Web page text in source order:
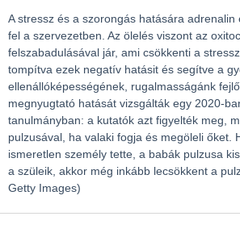
A stressz és a szorongás hatására adrenalin
fel a szervezetben. Az ölelés viszont az
felszabadulásával jár, ami csökkenti a
tompítva ezek negatív hatásit és segítve a
ellenállóképességének, rugalmasságánk
megnyugtató hatását vizsgálták egy 2020-
tanulmányban: a kutatók azt figyelték meg,
pulzusával, ha valaki fogja és megöleli őket.
ismeretlen személy tette, a babák pulzusa
a szüleik, akkor még inkább lecsökkent a
Getty Images)